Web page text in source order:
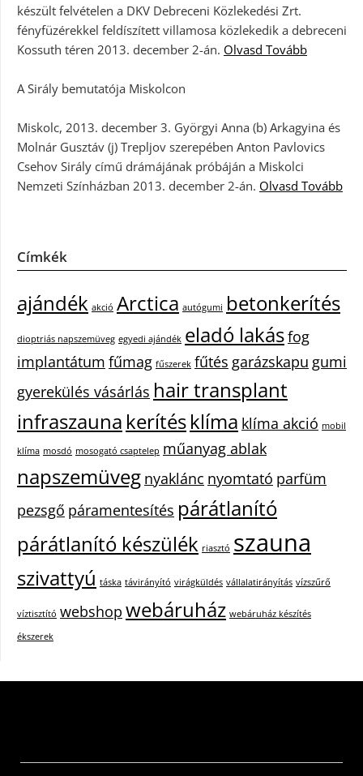
készült felvételen a DKV Debreceni Közlekedési Zrt.
fényfüzérekkel feldíszített villamosa közlekedik a debreceni
Kossuth téren 2013. december 2-án. Olvasd Tovább
A Sirály bemutatója Miskolcon
Miskolc, 2013. december 3. Györgyi Anna (b) Arkagyina és
Molnár Gusztáv (j) Trepljov szerepében Anton Pavlovics
Csehov Sirály című drámájának próbáján a Miskolci
Nemzeti Színházban 2013. december 2-án. Olvasd Tovább
Címkék
ajándék akció Arctica autógumi betonkerítés
dioptriás napszemüveg egyedi ajándék eladó lakásfog
implantátum fűmag fűszerek fűtés garázskapu gumi
gyerekülés vásárlás hair transplant
infraszauna kerítésklíma klíma akció mobil
klíma mosdó mosogató csaptelep műanyag ablak
napszemüveg nyaklánc nyomtató parfüm
pezsgő páramentesítés párátlanító
párátlanító készülék riasztó szauna
szivattyú táska távirányító virágküldés vállalatirányítás vízszűrő
víztisztító webshop webáruház webáruház készítés
ékszerek